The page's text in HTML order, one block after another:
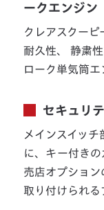
ークエンジン
クレアスクーピ
耐久性、 静粛
ローク単気筒エ
セキュリ
メインスイッ
に、キー付き
売店オプション
取り付けられる